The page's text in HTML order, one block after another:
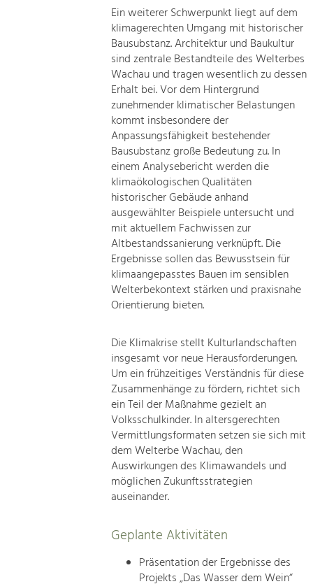
Ein weiterer Schwerpunkt liegt auf dem
klimagerechten Umgang mit historischer
Bausubstanz. Architektur und Baukultur
sind zentrale Bestandteile des Welterbes
Wachau und tragen wesentlich zu dessen
Erhalt bei. Vor dem Hintergrund
zunehmender klimatischer Belastungen
kommt insbesondere der
Anpassungsfähigkeit bestehender
Bausubstanz große Bedeutung zu. In
einem Analysebericht werden die
klimaökologischen Qualitäten
historischer Gebäude anhand
ausgewählter Beispiele untersucht und
mit aktuellem Fachwissen zur
Altbestandssanierung verknüpft. Die
Ergebnisse sollen das Bewusstsein für
klimaangepasstes Bauen im sensiblen
Welterbekontext stärken und praxisnahe
Orientierung bieten.
Die Klimakrise stellt Kulturlandschaften
insgesamt vor neue Herausforderungen.
Um ein frühzeitiges Verständnis für diese
Zusammenhänge zu fördern, richtet sich
ein Teil der Maßnahme gezielt an
Volksschulkinder. In altersgerechten
Vermittlungsformaten setzen sie sich mit
dem Welterbe Wachau, den
Auswirkungen des Klimawandels und
möglichen Zukunftsstrategien
auseinander.
Geplante Aktivitäten
Präsentation der Ergebnisse des
Projekts „Das Wasser dem Wein“